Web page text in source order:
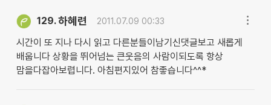
129.하혜련 2011.07.09 00:33
시간이 또 지나 다시 읽고 다른분들이남기신댓글보고 새롭게
배웁니다 상황을 뛰어넘는 큰웃음의 사람이되도록 항상
맘을다잡아보렵니다. 아침편지있어 참좋습니다^^*